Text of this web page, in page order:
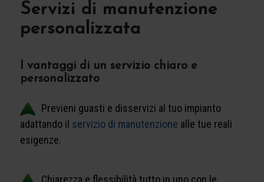
Servizi di manutenzione
personalizzata
I vantaggi di un servizio chiaro e
personalizzato
Previeni guasti e disservizi al tuo impianto
adattando il servizio di manutenzione alle tue reali
esigenze.
Chiarezza e flessibilità tutto in uno con le